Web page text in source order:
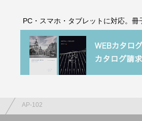
PC・スマホ・タブレットに対応。冊
AP-102